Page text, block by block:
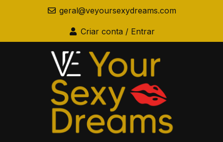
geral@veyoursexydreams.com
Criar conta / Entrar